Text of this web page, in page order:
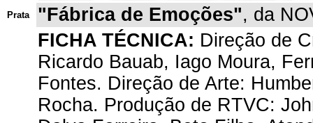
Prata "Fábrica de Emoções", da
FICHA TÉCNICA: Direção de
Ricardo Bauab, Iago Moura,
Fontes. Direção de Arte:
Rocha. Produção de RTVC: